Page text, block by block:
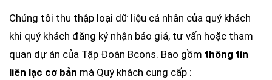
Chúng tôi thu thập loại dữ liệu cá nhân của quý khách
khi quý khách đăng ký nhận báo giá, tư vấn hoặc tham
quan dự án của Tập Đoàn Bcons. Bao gồm thông tin
liên lạc cơ bản mà Quý khách cung cấp :